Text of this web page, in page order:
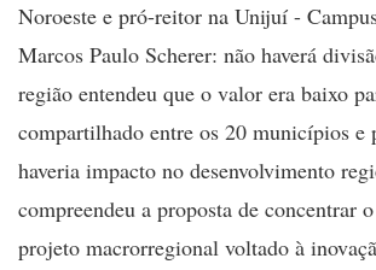
Noroeste e pró-reitor na Unijuí -
Marcos Paulo Scherer: não haverá
região entendeu que o valor era baixo
compartilhado entre os 20 municípios e
haveria impacto no desenvolvimento
compreendeu a proposta de concentrar
projeto macrorregional voltado à